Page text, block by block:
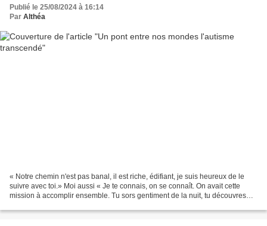
Publié le 25/08/2024 à 16:14
Par Althéa
« Notre chemin n'est pas banal, il est riche, édifiant, je suis heureux de le
suivre avec toi.» Moi aussi « Je te connais, on se connaît. On avait cette
mission à accomplir ensemble. Tu sors gentiment de la nuit, tu découvres